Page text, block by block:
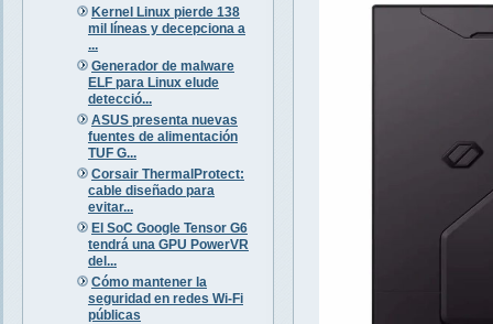
Kernel Linux pierde 138
mil líneas y decepciona a
...
Generador de malware
ELF para Linux elude
detecció...
ASUS presenta nuevas
fuentes de alimentación
TUF G...
Corsair ThermalProtect:
cable diseñado para
evitar...
El SoC Google Tensor G6
tendrá una GPU PowerVR
del...
Cómo mantener la
seguridad en redes Wi-Fi
públicas